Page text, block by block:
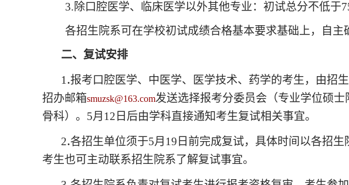
3.除口腔医学、临床医学以外其他专业：初试总分不低于
各招生院系可在学校初试成绩合格基本要求基础上，自主
二、复试安排
1 .报考口腔医学、中医学、医学技术、药学的考生，由招
招办邮箱smuzsk@163.com发送选择报考分委员会（专业学位硕士
骨科）。 5月12 日后由学科直接通知考生复试相关事宜。
2.各招生单位须于5月 19 日前完成复试，具体时间以各招
考生也可主动联系招生院系了解复试事宜。